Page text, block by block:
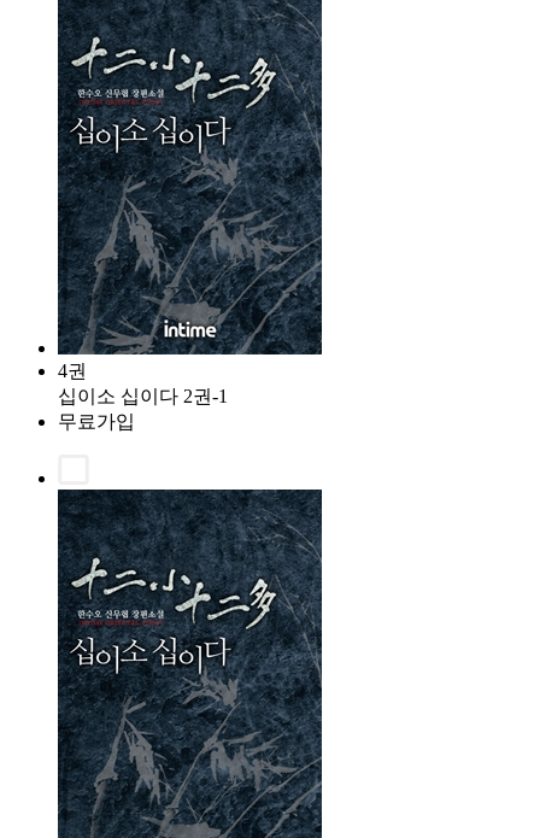
4권
십이소 십이다 2권-1
무료가입